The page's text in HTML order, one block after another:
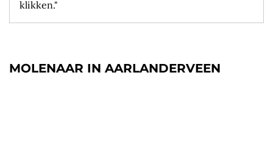
klikken."
MOLENAAR IN AARLANDERVEEN